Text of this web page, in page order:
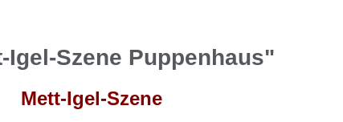
Szene Puppenhaus"
Mett-Igel-Szene